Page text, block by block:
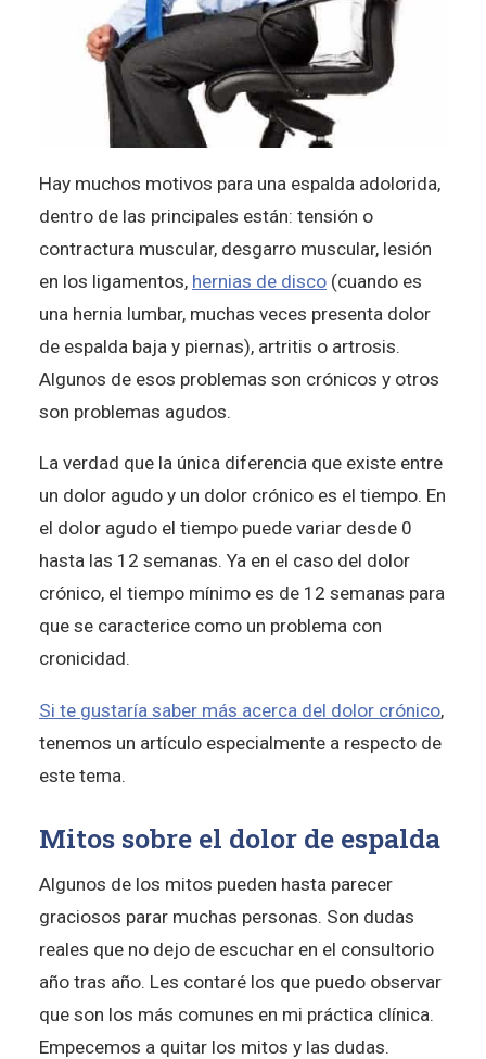
Hay muchos motivos para una espalda adolorida,
dentro de las principales están: tensión o
contractura muscular, desgarro muscular, lesión
en los ligamentos, hernias de disco (cuando es
una hernia lumbar, muchas veces presenta dolor
de espalda baja y piernas), artritis o artrosis.
Algunos de esos problemas son crónicos y otros
son problemas agudos.
La verdad que la única diferencia que existe entre
un dolor agudo y un dolor crónico es el tiempo. En
el dolor agudo el tiempo puede variar desde 0
hasta las 12 semanas. Ya en el caso del dolor
crónico, el tiempo mínimo es de 12 semanas para
que se caracterice como un problema con
cronicidad.
Si te gustaría saber más acerca del dolor crónico,
tenemos un artículo especialmente a respecto de
este tema.
Mitos sobre el dolor de espalda
Algunos de los mitos pueden hasta parecer
graciosos parar muchas personas. Son dudas
reales que no dejo de escuchar en el consultorio
año tras año. Les contaré los que puedo observar
que son los más comunes en mi práctica clínica.
Empecemos a quitar los mitos y las dudas.